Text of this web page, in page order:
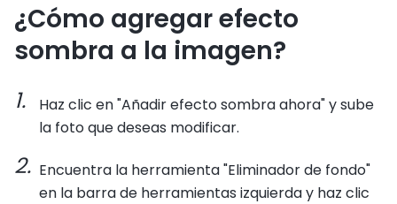
¿Cómo agregar efecto
sombra a la imagen?
Haz clic en "Añadir efecto sombra ahora" y sube
la foto que deseas modificar.
Encuentra la herramienta "Eliminador de fondo"
en la barra de herramientas izquierda y haz clic